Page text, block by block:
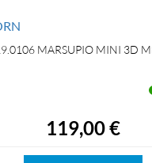
MARSUPIO MINI 3D
119,00 €